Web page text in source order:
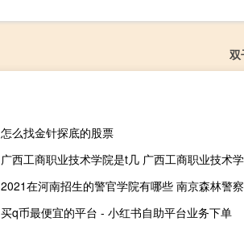
双
怎么找金针探底的股票
广西工商职业技术学院是t几 广西工商职业技术
2021在河南招生的警官学院有哪些 南京森林警
买q币最便宜的平台 - 小红书自助平台业务下单